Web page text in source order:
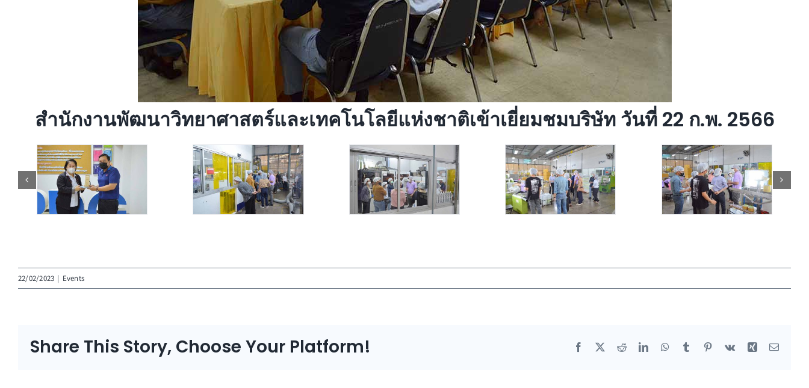
สำนักงานพัฒนาวิทยาศาสตร์และเทคโนโลยีแห่งชาติเข้าเยี่ยมชมบริษัท วันที่ 22 ก.พ. 2566
22/02/2023 | Events
Share This Story, Choose Your Platform! Facebook RedditLinkedInWhatsApp
Tumblr Pinterest
Vk Xing Email